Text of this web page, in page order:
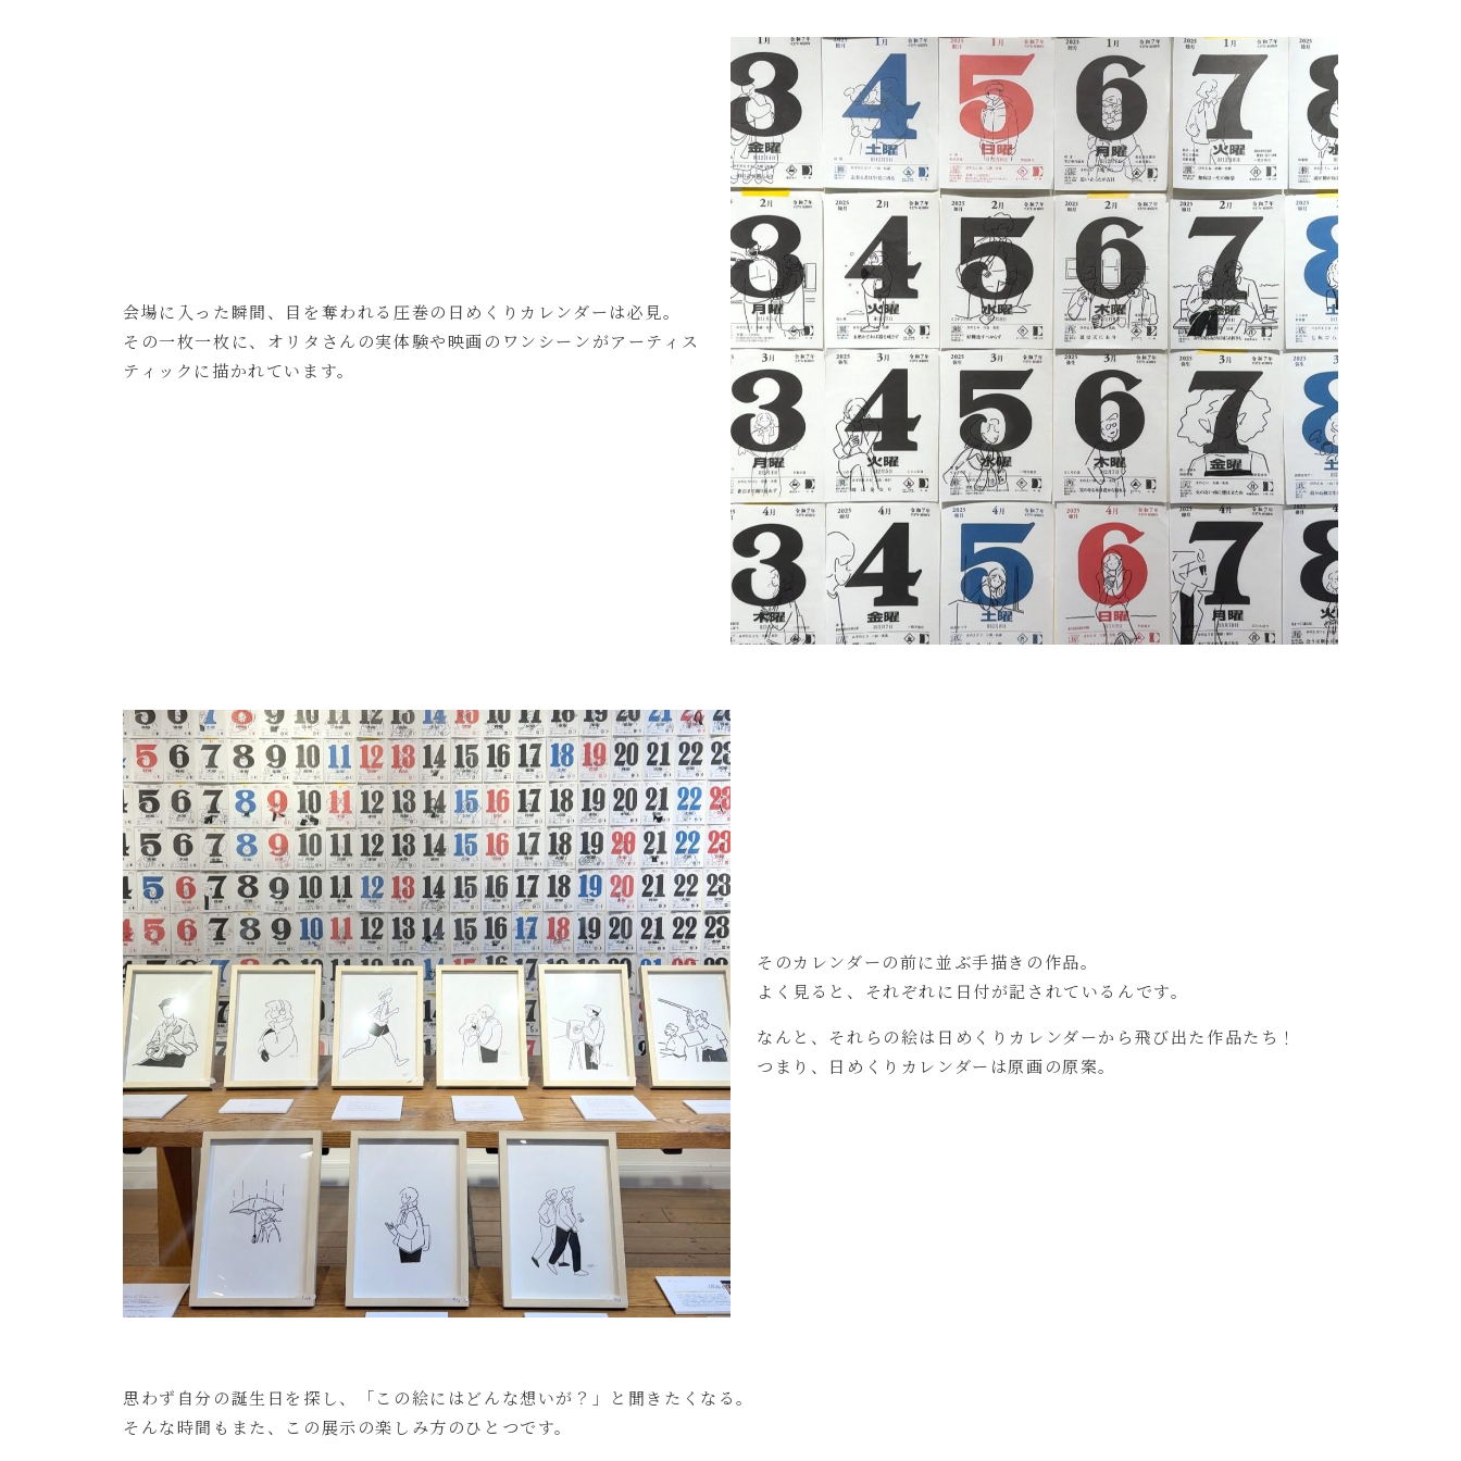
会場に入った瞬間、目を奪われる圧巻の日めくりカレンダーは必見。
その一枚一枚に、オリタさんの実体験や映画のワンシーンがアーティス
ティックに描かれています。
そのカレンダーの前に並ぶ手描きの作品。
よく見ると、それぞれに日付が記されているんです。
なんと、それらの絵は日めくりカレンダーから飛び出た作品たち！
つまり、日めくりカレンダーは原画の原案。
思わず自分の誕生日を探し、「この絵にはどんな想いが？」と聞きたくなる。
そんな時間もまた、この展示の楽しみ方のひとつです。